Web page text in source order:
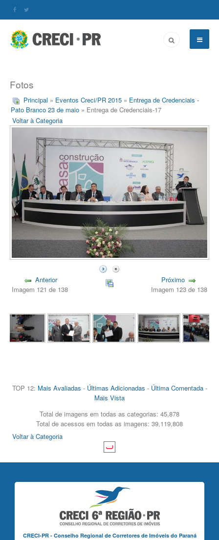
Fotos
Principal » Eventos Creci/PR 2015 » Entrega de Credenciais -
Pato Branco 23 de maio » Entrega de Credenciais-17
Voltar à Categoria
Anterior
Imagem 121 de 138
Próximo
Imagem 123 de 138
TOP 12: Mais Avaliadas - Últimas Adicionadas - Última Comentada-
Mais Vista
Total de imagens em todas as categorias: 45,878
Total de acessos em todas as imagens: 39,119,808
Voltar à Categoria
CRECI-PR - Conselho Regional de Corretores de Imóveis do Paraná